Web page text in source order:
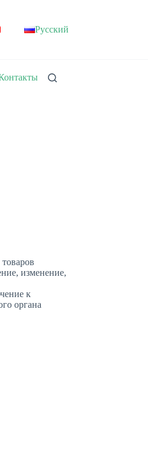
Русский
изменение,
к
органа